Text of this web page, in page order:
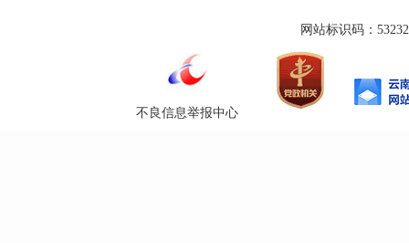
网站标识码：
不良信息举报中心